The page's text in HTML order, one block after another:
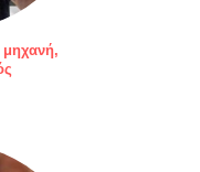
μηχανή,